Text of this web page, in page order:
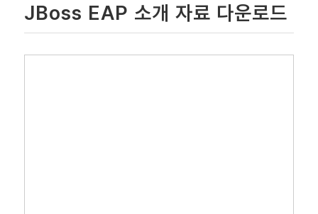
JBoss EAP 소개 자료 다운로드